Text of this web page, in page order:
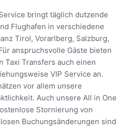
bringt täglich dutzende
Flughafen in verschiedene
Tirol, Vorarlberg, Salzburg,
anspruchsvolle Gäste bieten
Taxi Transfers auch einen
VIP Service an.
vor allem unsere
Auch unsere All in One
Stornierung von
Buchungsänderungen sind